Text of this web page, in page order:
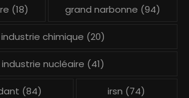
(18) grand narbonne (94)
industrie chimique (20)
industrie nucléaire (41)
(84) irsn (74)